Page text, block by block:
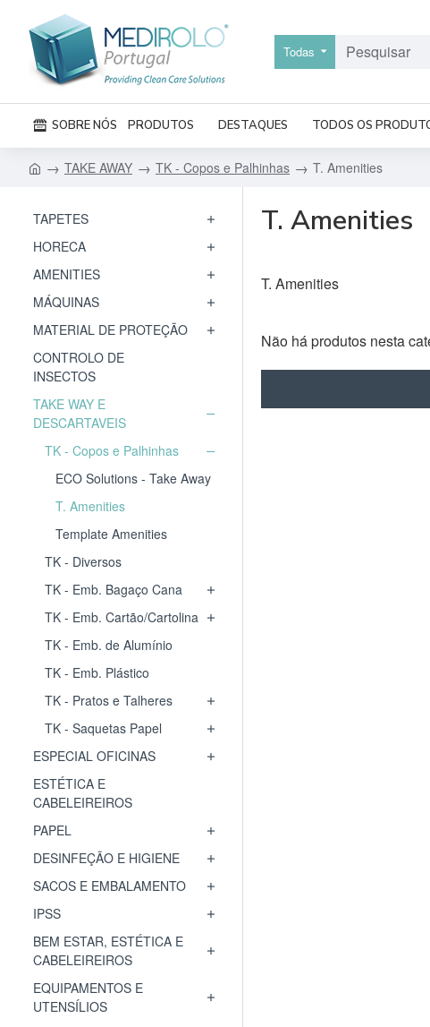
Todas
SOBRE NÓS PRODUTOS DESTAQUES TODOS OS
TAKE AWAY TK - Copos e Palhinhas T. Amenities
TAPETES
HORECA
AMENITIES
MÁQUINAS
MATERIAL DE PROTEÇÃO
CONTROLO DE
INSECTOS
TAKE WAY E
DESCARTAVEIS
TK - Copos e Palhinhas
ECO Solutions - Take Away
T. Amenities
Template Amenities
TK - Diversos
TK - Emb. Bagaço Cana
TK - Emb. Cartão/Cartolina
TK - Emb. de Alumínio
TK - Emb. Plástico
TK - Pratos e Talheres
TK - Saquetas Papel
ESPECIAL OFICINAS
ESTÉTICA E
CABELEIREIROS
PAPEL
DESINFEÇÃO E HIGIENE
SACOS E EMBALAMENTO
IPSS
BEM ESTAR, ESTÉTICA E
CABELEIREIROS
EQUIPAMENTOS E
UTENSÍLIOS
T. Amenities
T. Amenities
Não há produtos nesta